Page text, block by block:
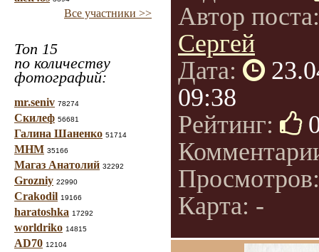
Все участники >>
Топ 15
по количеству
фотографий:
mr.seniv 78274
Скилеф 56681
Галина Шаненко 51714
МНМ 35166
Магаз Анатолий 32292
Grozniy 22990
Crakodil 19166
haratoshka 17292
worldriko 14815
AD70 12104
Автор
Сергей
Дата:
09:38
Рейтинг:
Карта: -